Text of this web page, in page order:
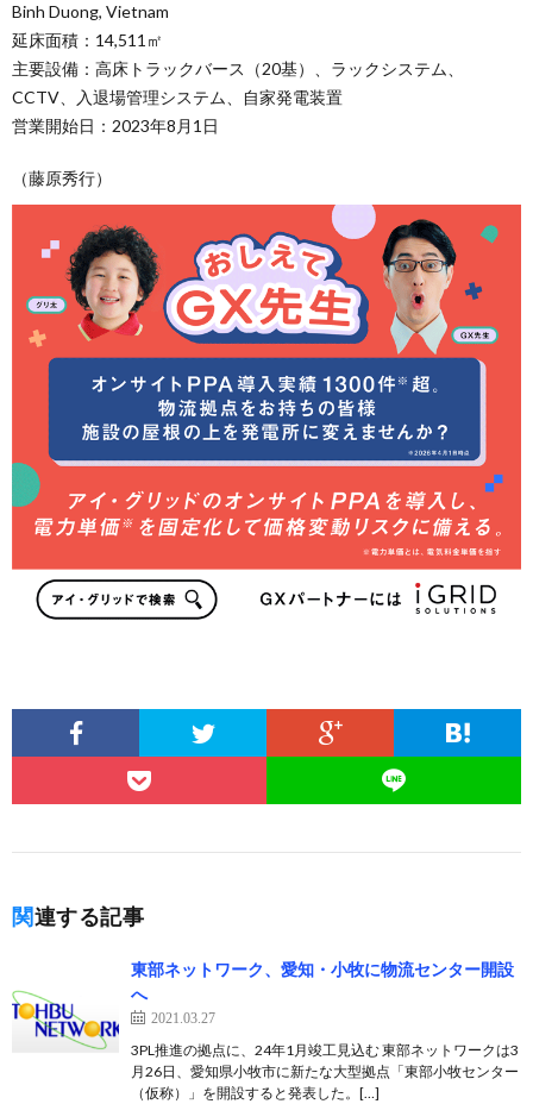
Binh Duong, Vietnam
延床面積：14,511㎡
主要設備：高床トラックバース（20基）、ラックシステム、
CCTV、入退場管理システム、自家発電装置
営業開始日：2023年8月1日
（藤原秀行）
関連する記事
東部ネットワーク、愛知・小牧に物流センター開設
へ
2021.03.27
3PL推進の拠点に、24年1月竣工見込む 東部ネットワークは3
月26日、愛知県小牧市に新たな大型拠点「東部小牧センター
（仮称）」を開設すると発表した。[…]